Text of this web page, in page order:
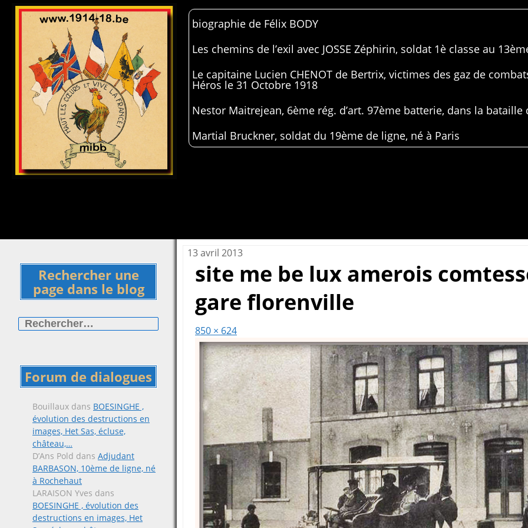
biographie de Félix BODY
Les chemins de l’exil avec JOSSE Zéphirin, soldat 1è classe au
Le capitaine Lucien CHENOT de Bertrix, victimes des gaz de
Héros le 31 Octobre 1918
Nestor Maitrejean, 6ème rég. d’art. 97ème batterie, dans la bataille
Martial Bruckner, soldat du 19ème de ligne, né à Paris
Rechercher une
page dans le blog
Forum de dialogues
Bouillaux dans BOESINGHE ,
évolution des destructions en
images, Het Sas, écluse,
château,…
D’Ans Pold dans Adjudant
BARBASON, 10ème de ligne, né
à Rochehaut
LARAISON Yves dans
BOESINGHE , évolution des
destructions en images, Het
13 avril 2013
site me be lux amerois
gare florenville
850 × 624